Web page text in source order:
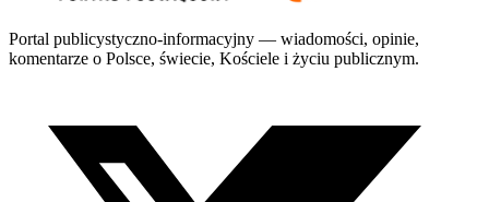
Portal publicystyczno-informacyjny — wiadomości, opinie,
komentarze o Polsce, świecie, Kościele i życiu publicznym.